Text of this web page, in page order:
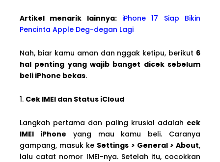
Artikel menarik lainnya:
iPhone 17 Siap Bikin
Pencinta Apple Deg-degan Lagi
Nah, biar kamu aman dan nggak ketipu, berikut 6
hal penting yang wajib banget dicek sebelum
beli iPhone bekas.
1. Cek IMEI dan Status iCloud
Langkah pertama dan paling krusial adalah cek
IMEI iPhone yang mau kamu beli. Caranya
gampang, masuk ke Settings > General > About,
lalu catat nomor IMEI-nya. Setelah itu, cocokkan